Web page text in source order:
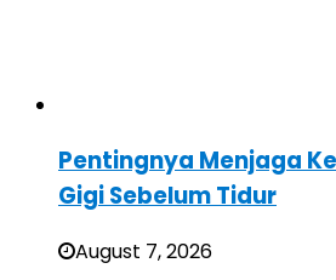
Pentingnya Menjaga
Gigi Sebelum Tidur
August 7, 2026